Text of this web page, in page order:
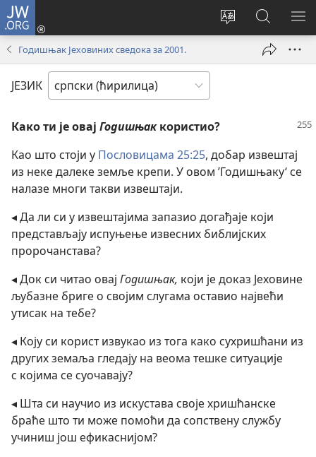
JW.ORG
Промени
Пријава
(отвара
Претрага
сајта
JW.ORG
Годишњак Јеховиних сведока за 2001.
ЈЕЗИК
Како ти је овај Годишњаккористио?
Као што стоји у Пословицама 25:25, добар извештај
из неке далеке земље крепи. У овом ’Годишњаку‘ се
налазе многи такви извештаји.
◂ Да ли си у извештајима запазио догађаје који
представљају испуњење извесних библијских
пророчанстава?
◂ Док си читао овај Годишњак, који је доказ Јеховине
љубазне бриге о својим слугама оставио највећи
утисак на тебе?
◂ Коју си корист извукао из тога како сухришћани из
других земаља гледају на веома тешке ситуације
с којима се суочавају?
◂ Шта си научио из искустава своје хришћанске
браће што ти може помоћи да сопствену службу
учиниш још ефикаснијом?